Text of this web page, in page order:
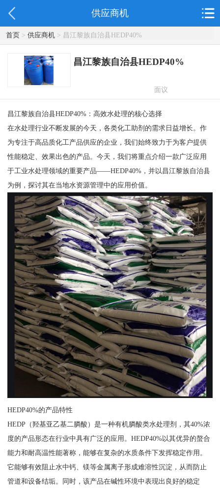
供应商机
首页> 供应商机> 昌江黎族自治县HEDP40%
昌江黎族自治县HEDP40%
面议
昌江黎族自治县HEDP40%：高效水处理的核心选择
在水处理行业不断发展的今天，各类化工助剂的需求日益增长。作
为专注于高品质化工产品供应的企业，我们始终致力于为客户提供
性能稳定、效果出色的产品。今天，我们将重点介绍一款广泛应用
于工业水处理领域的重要产品——HEDP40%，并以昌江黎族自治县
为例，探讨其在当地水资源管理中的应用价值。
HEDP40%的产品特性
HEDP（羟基亚乙基二膦酸）是一种有机膦酸类水处理剂，其40%浓
度的产品形态在行业中具有广泛的应用。HEDP40%以其优异的螯合
能力和耐高温性能著称，能够在复杂的水质条件下发挥稳定作用。
它能够有效阻止水中钙、镁等金属离子形成难溶性沉淀，从而防止
管道和设备结垢。同时，该产品在碱性环境中表现出良好的稳定